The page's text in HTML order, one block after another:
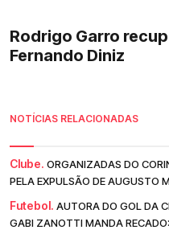
Rodrigo Garro
Fernando Diniz
NOTÍCIAS RELACIONADAS
Clube. ORGANIZADAS DO
PELA EXPULSÃO DE AUGUSTO
Futebol. AUTORA DO GOL DA
GABI ZANOTTI MANDA RECADO: